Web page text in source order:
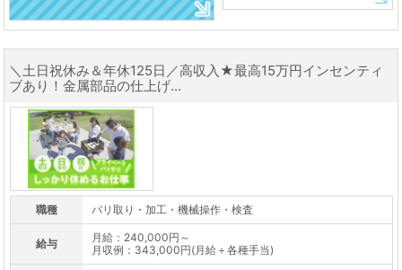
＼土日祝休み＆年休125日／高収入★最高15万円インセンティ
ブあり！金属部品の仕上げ...
職種 バリ取り・加工・機械操作・検査
給与
月給：240,000円～
月収例：343,000円(月給＋各種手当)